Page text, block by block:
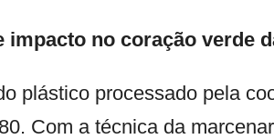
impacto no coração verde
plástico processado pela
Com a técnica da